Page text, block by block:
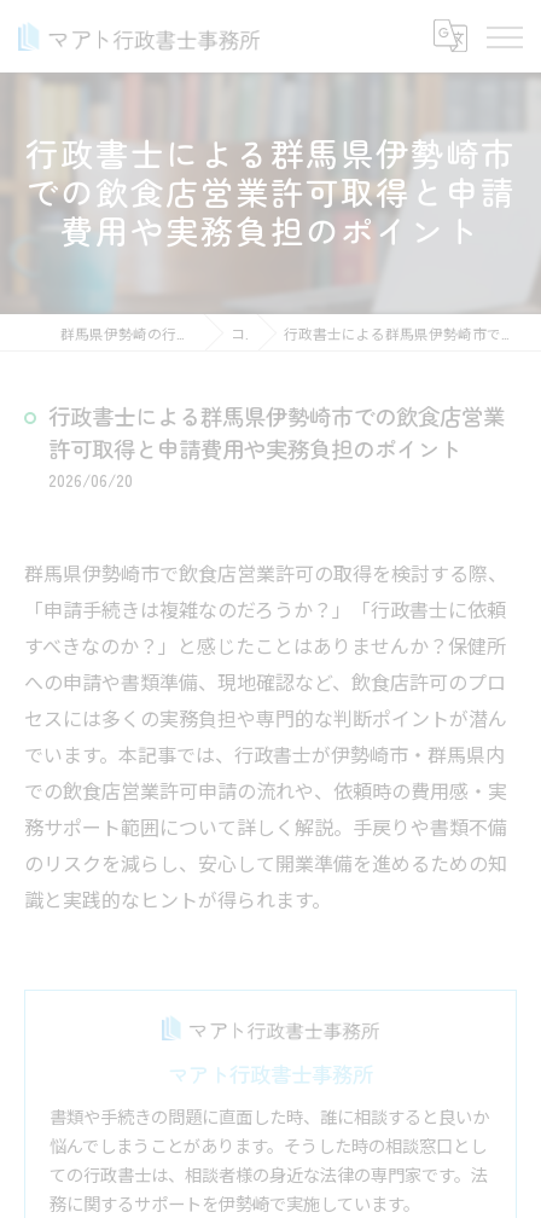
行政書士による群馬県伊勢崎市
での飲食店営業許可取得と申請
費用や実務負担のポイント
コラム 行政書士による群馬県伊勢崎市での飲食店営業許可取得と申請費用や実務負担のポイント
行政書士による群馬県伊勢崎市での飲食店営業
許可取得と申請費用や実務負担のポイント
2026/06/20
群馬県伊勢崎市で飲食店営業許可の取得を検討する際、
「申請手続きは複雑なのだろうか？」「行政書士に依頼
すべきなのか？」と感じたことはありませんか？保健所
への申請や書類準備、現地確認など、飲食店許可のプロ
セスには多くの実務負担や専門的な判断ポイントが潜ん
でいます。本記事では、行政書士が伊勢崎市・群馬県内
での飲食店営業許可申請の流れや、依頼時の費用感・実
務サポート範囲について詳しく解説。手戻りや書類不備
のリスクを減らし、安心して開業準備を進めるための知
識と実践的なヒントが得られます。
マアト行政書士事務所
書類や手続きの問題に直面した時、誰に相談すると良いか
悩んでしまうことがあります。そうした時の相談窓口とし
ての行政書士は、相談者様の身近な法律の専門家です。法
務に関するサポートを伊勢崎で実施しています。